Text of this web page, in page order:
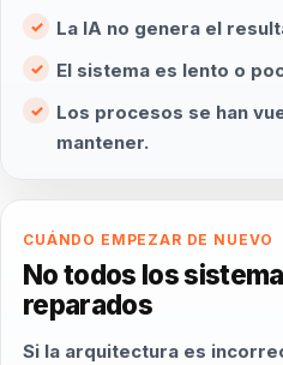
La IA no genera el
El sistema es lento o
Los procesos se han
mantener.
CUÁNDO EMPEZAR DE NUEVO
No todos los
reparados
Si la arquitectura es